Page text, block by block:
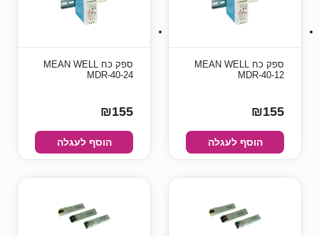
ספק כח MEAN WELL
MDR-40-12
₪155
הוסף לעגלה
ספק כח MEAN WELL
MDR-40-24
₪155
הוסף לעגלה